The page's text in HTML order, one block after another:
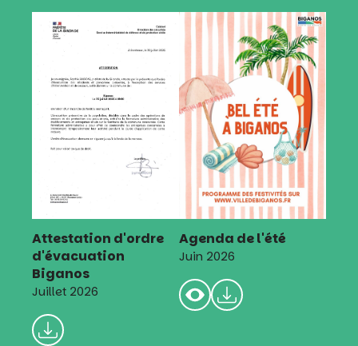
Attestation d'ordre
d'évacuation
Biganos
Juillet 2026
Agenda de l'été
Juin 2026